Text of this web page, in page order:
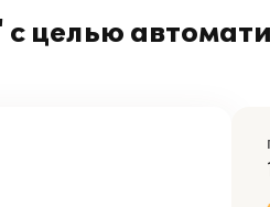
целью